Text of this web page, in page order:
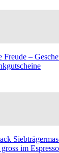
Freude –
im